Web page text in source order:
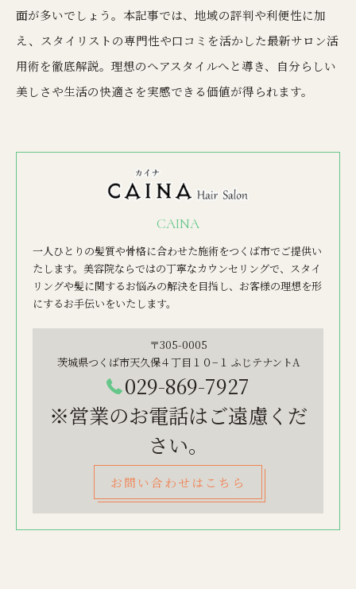
面が多いでしょう。本記事では、地域の評判や利便性に加
え、スタイリストの専門性や口コミを活かした最新サロン活
用術を徹底解説。理想のヘアスタイルへと導き、自分らしい
美しさや生活の快適さを実感できる価値が得られます。
CAINA
一人ひとりの髪質や骨格に合わせた施術をつくば市でご提供い
たします。美容院ならではの丁寧なカウンセリングで、スタイ
リングや髪に関するお悩みの解決を目指し、お客様の理想を形
にするお手伝いをいたします。
〒305-0005
茨城県つくば市天久保４丁目１０−１ ふじテナントA
029-869-7927
※営業のお電話はご遠慮くだ
さい。
お問い合わせはこちら